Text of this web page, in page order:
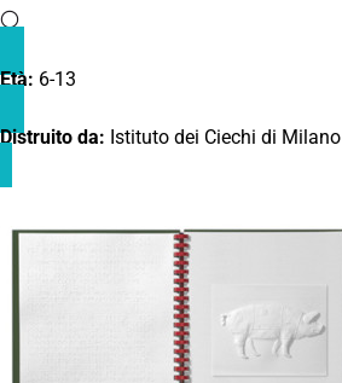
Età: 6-13
Distruito da: Istituto dei Ciechi di Milano